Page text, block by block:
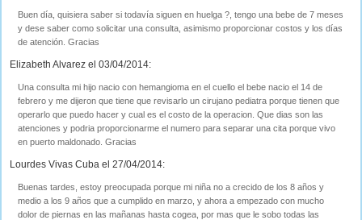
Buen día, quisiera saber si todavía siguen en huelga ?, tengo una bebe de 7 meses
y dese saber como solicitar una consulta, asimismo proporcionar costos y los días
de atención. Gracias
Elizabeth Alvarez el 03/04/2014:
Una consulta mi hijo nacio con hemangioma en el cuello el bebe nacio el 14 de
febrero y me dijeron que tiene que revisarlo un cirujano pediatra porque tienen que
operarlo que puedo hacer y cual es el costo de la operacion. Que dias son las
atenciones y podria proporcionarme el numero para separar una cita porque vivo
en puerto maldonado. Gracias
Lourdes Vivas Cuba el 27/04/2014:
Buenas tardes, estoy preocupada porque mi niña no a crecido de los 8 años y
medio a los 9 años que a cumplido en marzo, y ahora a empezado con mucho
dolor de piernas en las mañanas hasta cogea, por mas que le sobo todas las